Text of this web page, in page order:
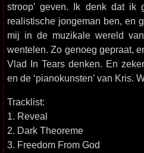
stroop’ geven. Ik denk dat ik
realistische jongeman ben, en
mij in de muzikale wereld
wentelen. Zo genoeg gepraat,
Vlad In Tears denken. En
en de ‘pianokunsten’ van Kris.
Tracklist:
1. Reveal
2. Dark Theoreme
3. Freedom From God